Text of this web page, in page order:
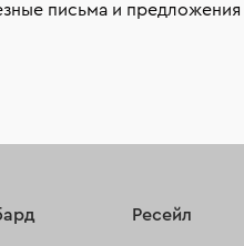
письма и предложения
Ресейл